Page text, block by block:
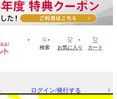
検索 お気に入り カート
ログイン/発行する